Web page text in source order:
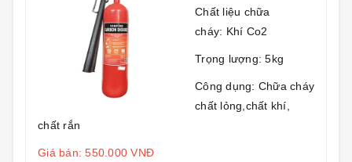
Chất liệu chữa
cháy: Khí Co2
Trọng lượng: 5kg
Công dụng: Chữa cháy
chất lỏng,chất khí,
chất rắn
Giá bán: 550.000 VNĐ